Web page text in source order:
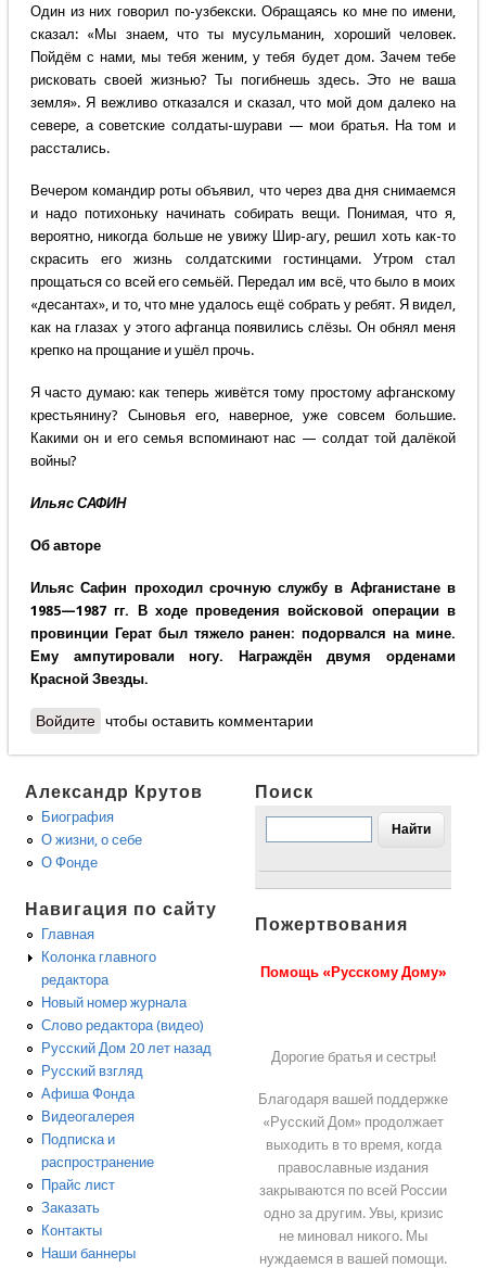
Один из них говорил по-узбекски. Обращаясь ко мне по имени,
сказал: «Мы знаем, что ты мусульманин, хороший человек.
Пойдём с нами, мы тебя женим, у тебя будет дом. Зачем тебе
рисковать своей жизнью? Ты погибнешь здесь. Это не ваша
земля». Я вежливо отказался и сказал, что мой дом далеко на
севере, а советские солдаты-шурави — мои братья. На том и
расстались.
Вечером командир роты объявил, что через два дня снимаемся
и надо потихоньку начинать собирать вещи. Понимая, что я,
вероятно, никогда больше не увижу Шир-агу, решил хоть как-то
скрасить его жизнь солдатскими гостинцами. Утром стал
прощаться со всей его семьёй. Передал им всё, что было в моих
«десантах», и то, что мне удалось ещё собрать у ребят. Я видел,
как на глазах у этого афганца появились слёзы. Он обнял меня
крепко на прощание и ушёл прочь.
Я часто думаю: как теперь живётся тому простому афганскому
крестьянину? Сыновья его, наверное, уже совсем большие.
Какими он и его семья вспоминают нас — солдат той далёкой
войны?
Ильяс САФИН
Об авторе
Ильяс Сафин проходил срочную службу в Афганистане в
1985—1987 гг. В ходе проведения войсковой операции в
провинции Герат был тяжело ранен: подорвался на мине.
Ему ампутировали ногу. Награждён двумя орденами
Красной Звезды.
Войдите чтобы оставить комментарии
Александр Крутов
Биография
О жизни, о себе
О Фонде
Навигация по сайту
Главная
Колонка главного
редактора
Новый номер журнала
Слово редактора (видео)
Русский Дом 20 лет назад
Русский взгляд
Афиша Фонда
Видеогалерея
Подписка и
распространение
Прайс лист
Заказать
Контакты
Наши баннеры
Поиск
Пожертвования
Помощь «Русскому Дому»
Дорогие братья и сестры!
Благодаря вашей поддержке
«Русский Дом» продолжает
выходить в то время, когда
православные издания
закрываются по всей России
одно за другим. Увы, кризис
не миновал никого. Мы
нуждаемся в вашей помощи.